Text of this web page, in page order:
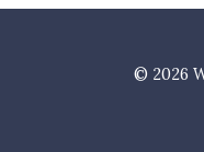
© 2026